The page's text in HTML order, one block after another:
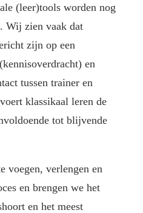
(leer)tools worden nog
Wij zien vaak dat
zijn op een
en
tussen trainer en
klassikaal leren de
tot blijvende
voegen, verlengen en
en brengen we het
en het meest